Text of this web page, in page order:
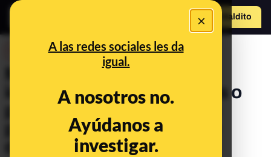
×
A las redes sociales les da
igual.
A nosotros no.
Ayúdanos a
investigar.
Hazte Maldito
Me están suplantando la
identidad en redes sociales o
plataformas de citas: ¿qué
puedo hacer y dónde debo
denunciarlo?